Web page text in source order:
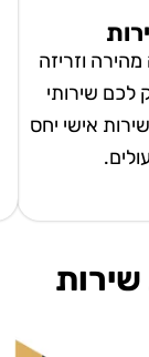
וזריזה
לכם שירותי
אישי יחס